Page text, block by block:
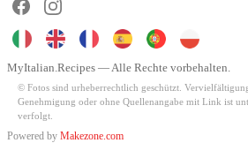
MyItalian.Recipes — Alle Rechte vorbehalten.
© Fotos sind urheberrechtlich geschützt.
Genehmigung oder ohne Quellenangabe mit Link ist
verfolgt.
Powered by Makezone.com